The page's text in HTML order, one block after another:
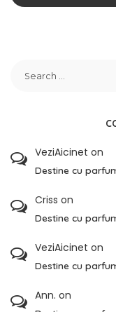
VeziAicinet on
Destine cu
Criss on
Destine cu
VeziAicinet on
Destine cu
Ann. on